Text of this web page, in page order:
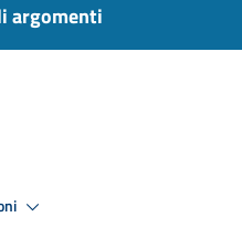
argomenti